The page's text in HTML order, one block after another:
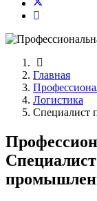
Главная
Логистика
Специалист